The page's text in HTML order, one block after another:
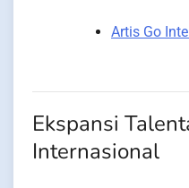
Artis Go
Ekspansi
Internasional